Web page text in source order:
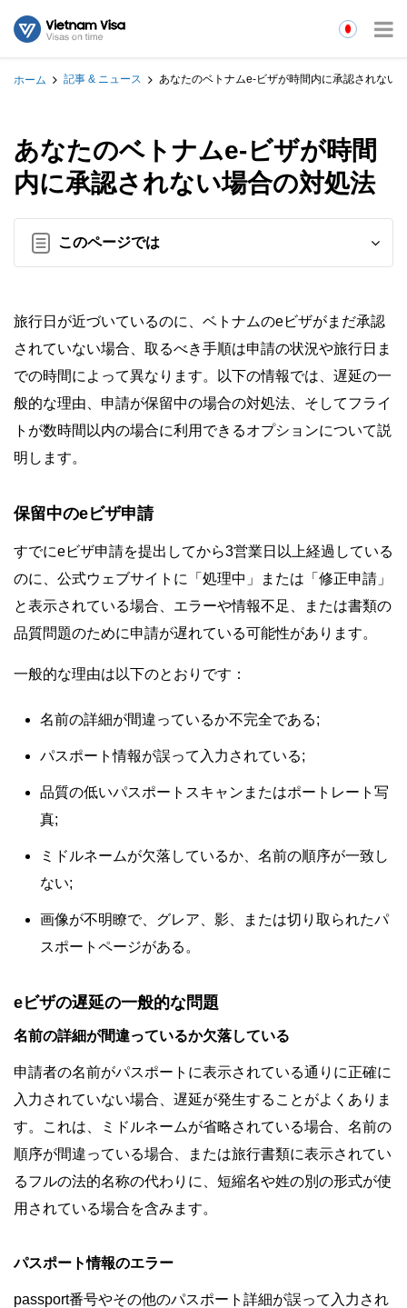
ホーム 記事 & ニュース あなたのベトナムe-ビザが時間内に承認されない
あなたのベトナムe-ビザが時間
内に承認されない場合の対処法
このページでは
旅行日が近づいているのに、ベトナムのeビザがまだ承認
されていない場合、取るべき手順は申請の状況や旅行日ま
での時間によって異なります。以下の情報では、遅延の一
般的な理由、申請が保留中の場合の対処法、そしてフライ
トが数時間以内の場合に利用できるオプションについて説
明します。
保留中のeビザ申請
すでにeビザ申請を提出してから3営業日以上経過している
のに、公式ウェブサイトに「処理中」または「修正申請」
と表示されている場合、エラーや情報不足、または書類の
品質問題のために申請が遅れている可能性があります。
一般的な理由は以下のとおりです：
名前の詳細が間違っているか不完全である;
パスポート情報が誤って入力されている;
品質の低いパスポートスキャンまたはポートレート写
真;
ミドルネームが欠落しているか、名前の順序が一致し
ない;
画像が不明瞭で、グレア、影、または切り取られたパ
スポートページがある。
eビザの遅延の一般的な問題
名前の詳細が間違っているか欠落している
申請者の名前がパスポートに表示されている通りに正確に
入力されていない場合、遅延が発生することがよくありま
す。これは、ミドルネームが省略されている場合、名前の
順序が間違っている場合、または旅行書類に表示されてい
るフルの法的名称の代わりに、短縮名や姓の別の形式が使
用されている場合を含みます。
パスポート情報のエラー
passport番号やその他のパスポート詳細が誤って入力され